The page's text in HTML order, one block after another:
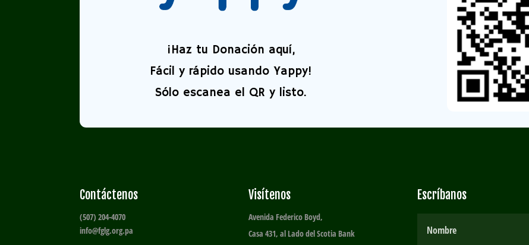
¡Haz tu Donación aquí,
Fácil y rápido usando Yappy!
Sólo escanea el QR y listo.
Contáctenos
(507) 204-4070
info@fglg.org.pa
Visítenos
Avenida Federico Boyd,
Casa 431, al Lado del Scotia Bank
Escríbanos